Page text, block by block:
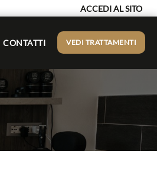
ACCEDI AL SITO
CONTATTI VEDI TRATTAMENTI